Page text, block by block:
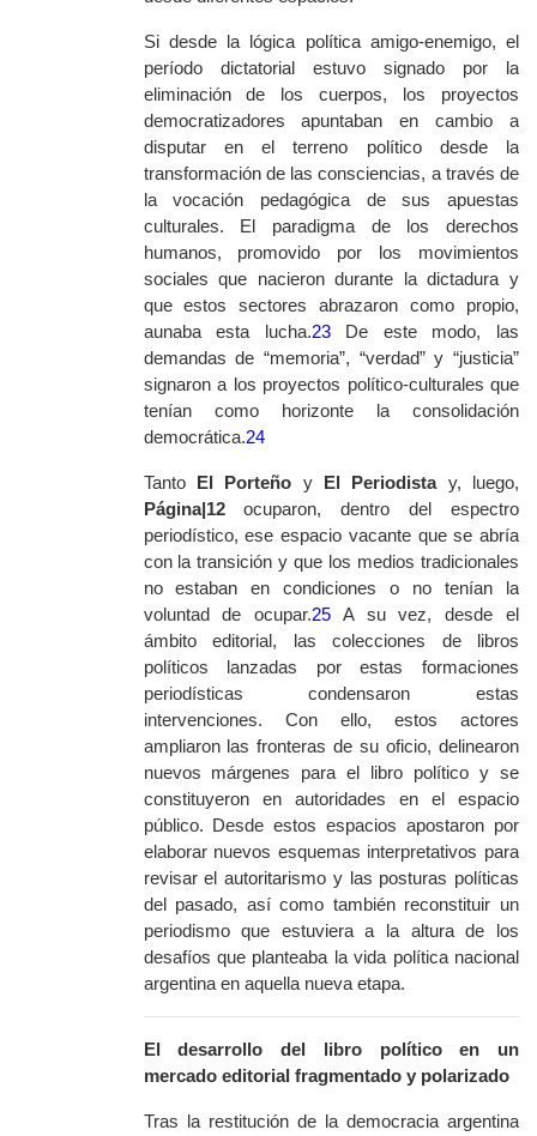
Si desde la lógica política amigo-enemigo, el
período dictatorial estuvo signado por la
eliminación de los cuerpos, los proyectos
democratizadores apuntaban en cambio a
disputar en el terreno político desde la
transformación de las consciencias, a través de
la vocación pedagógica de sus apuestas
culturales. El paradigma de los derechos
humanos, promovido por los movimientos
sociales que nacieron durante la dictadura y
que estos sectores abrazaron como propio,
aunaba esta lucha.23De este modo, las
demandas de “memoria”, “verdad” y “justicia”
signaron a los proyectos político-culturales que
tenían como horizonte la consolidación
democrática.24
TantoEl Porteño y El Periodista y, luego,
Página|12ocuparon, dentro del espectro
periodístico, ese espacio vacante que se abría
con la transición y que los medios tradicionales
no estaban en condiciones o no tenían la
voluntad de ocupar.25 A su vez, desde el
ámbito editorial, las colecciones de libros
políticos lanzadas por estas formaciones
periodísticas condensaron estas
intervenciones. Con ello, estos actores
ampliaron las fronteras de su oficio, delinearon
nuevos márgenes para el libro político y se
constituyeron en autoridades en el espacio
público. Desde estos espacios apostaron por
elaborar nuevos esquemas interpretativos para
revisar el autoritarismo y las posturas políticas
del pasado, así como también reconstituir un
periodismo que estuviera a la altura de los
desafíos que planteaba la vida política nacional
argentina en aquella nueva etapa.
El desarrollo del libro político en un
mercado editorial fragmentado y polarizado
Tras la restitución de la democracia argentina